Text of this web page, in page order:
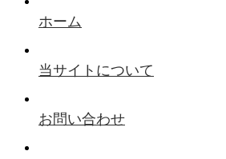
ホーム
当サイトについて
お問い合わせ